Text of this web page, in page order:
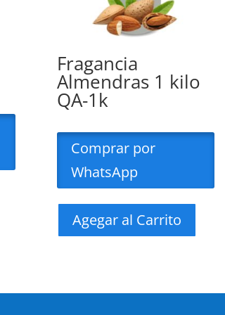
Fragancia
Almendras 1 kilo
QA-1k
Comprar por
WhatsApp
Agegar al Carrito